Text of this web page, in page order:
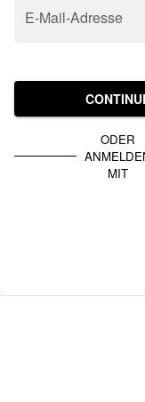
E-Mail-Adresse
ODER
MIT